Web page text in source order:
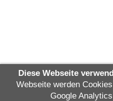
Sächsisches Netzwerk
Hauptstraße 13, OT Clausnitz
Diese Webseite
Webseite werden
Google